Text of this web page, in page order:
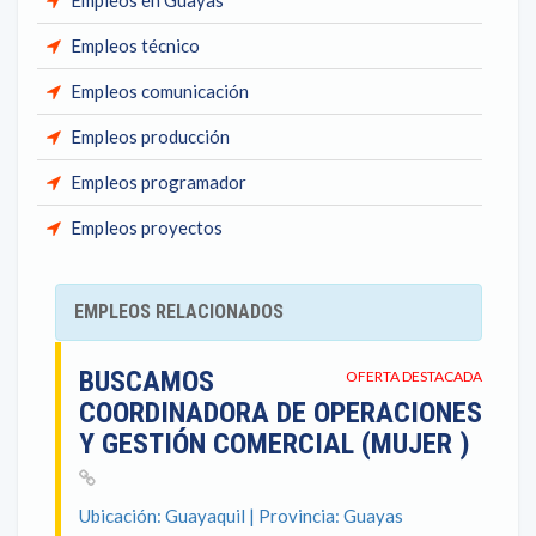
Empleos técnico
Empleos comunicación
Empleos producción
Empleos programador
Empleos proyectos
EMPLEOS RELACIONADOS
OFERTA DESTACADA
BUSCAMOS
COORDINADORA DE OPERACIONES
Y GESTIÓN COMERCIAL (MUJER )
Ubicación: Guayaquil | Provincia: Guayas